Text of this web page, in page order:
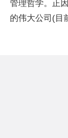
管理哲学。正
的伟大公司(目